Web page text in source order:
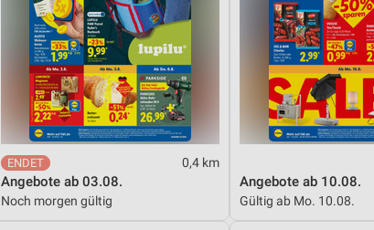
0,4 km
Angebote ab 03.08.
Noch morgen gültig
Angebote ab 10.08.
Gültig ab Mo. 10.08.